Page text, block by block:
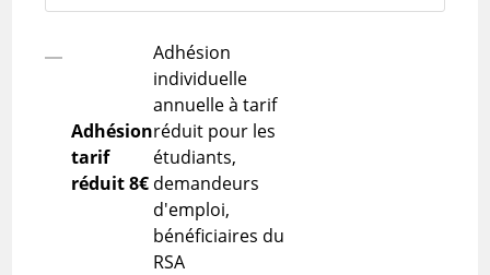
Adhésion
tarif
réduit 8€
Adhésion
individuelle
annuelle à tarif
réduit pour les
étudiants,
demandeurs
d'emploi,
bénéficiaires du
RSA